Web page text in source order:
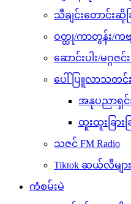
သီချင်းတောင်းဆိုခြ
ဝတ္ထု/ကာတွန်း/ကဗျ
ဆောင်းပါး/မဂ္ဂဇင်း
ပေါ်ပြူလာသတင်း
အနုပညာရှင်
ထူးထူးခြားခ
သဇင် FM Radio
Tiktok ဆယ်လီများ
ကံစမ်းမဲ